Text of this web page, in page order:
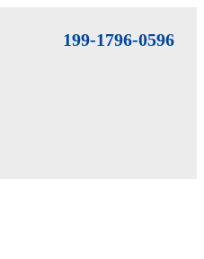
199-1796-0596